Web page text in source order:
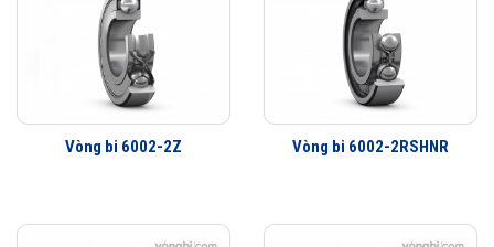
Vòng bi 6002-2Z Vòng bi 6002-2RSHNR